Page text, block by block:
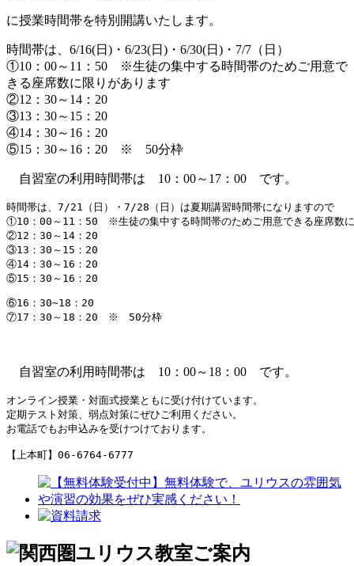
に授業時間帯を特別開講いたします。
時間帯は、6/16(日)・6/23(日)・6/30(日)・7/7（日）
①10：00～11：50 ※生徒の集中する時間帯のためご用意で
きる座席数に限りがあります
②12：30～14：20
③13：30～15：20
④14：30～16：20
⑤15：30～16：20 ※ 50分枠
自習室の利用時間帯は 10：00～17：00 です。
時間帯は、7/21（日）・7/28（日）は夏期講習時間帯になりますので
①10：00～11：50　※生徒の集中する時間帯のためご用意できる座席数
②12：30～14：20
③13：30～15：20
④14：30～16：20
⑤15：30～16：20
⑥16：30~18：20
⑦17：30～18：20　※　50分枠
自習室の利用時間帯は 10：00～18：00 です。
オンライン授業・対面式授業ともに受け付けています。
定期テスト対策、弱点対策にぜひご利用ください。
お電話でもお申込みを受けつけております。
【上本町】06-6764-6777